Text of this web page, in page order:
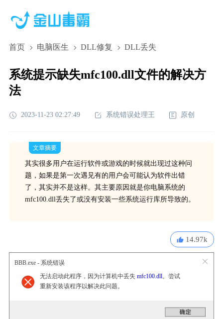
首页 电脑医生 DLL修复 DLL丢失
系统提示缺失mfc100.dll文件的解决方
法
2023-11-23 02:27:49 系统错误处理王 原创
文章摘要
其实很多用户在运行软件或游戏的时候就出现过这种问
题，如果是第一次遇见有的用户会可能认为软件出错
了，其实并不是这样。其主要原因就是你电脑系统的
mfc100.dll丢失了或没有安装一些系统运行库所导致的。
14.97k
BBB.exe - 系统错误
无法启动此程序，因为计算机中丢失 mfc100.dll。尝试
重新安装该程序以解决此问题。